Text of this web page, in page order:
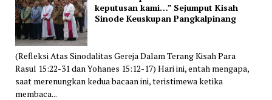
keputusan kami…” Sejumput Kisah
Sinode Keuskupan Pangkalpinang
(Refleksi Atas Sinodalitas Gereja Dalam Terang Kisah Para
Rasul 15:22-31 dan Yohanes 15:12-17) Hari ini, entah mengapa,
saat merenungkan kedua bacaan ini, teristimewa ketika
membaca...